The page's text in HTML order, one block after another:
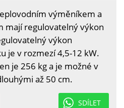
výměníkem a
mají regulovatelný výkon
výkon
je v rozmezí 4,5-12 kW.
je 256 kg a je možné v
až 50 cm.
SDÍLET